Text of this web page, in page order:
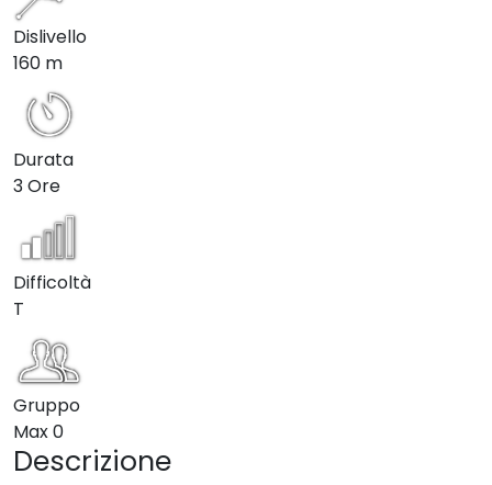
Dislivello
160 m
Durata
3 Ore
Difficoltà
T
Gruppo
Max0
Descrizione